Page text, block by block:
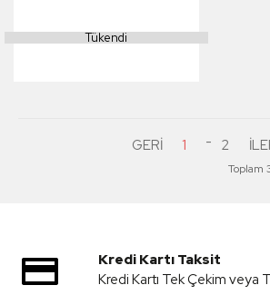
Tükendi
1 2
Toplam
Kredi Kartı Taksit
Kredi Kartı Tek Çekim veya